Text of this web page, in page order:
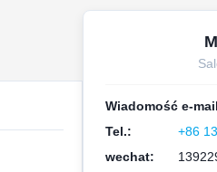
Wiadomość e-
Tel.:
+86
wechat: